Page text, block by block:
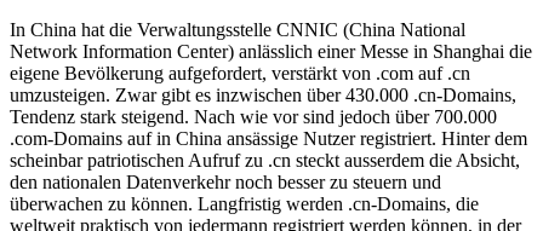
In China hat die Verwaltungsstelle CNNIC (China National
Network Information Center) anlässlich einer Messe in Shanghai die
eigene Bevölkerung aufgefordert, verstärkt von .com auf .cn
umzusteigen. Zwar gibt es inzwischen über 430.000 .cn-Domains,
Tendenz stark steigend. Nach wie vor sind jedoch über 700.000
.com-Domains auf in China ansässige Nutzer registriert. Hinter dem
scheinbar patriotischen Aufruf zu .cn steckt ausserdem die Absicht,
den nationalen Datenverkehr noch besser zu steuern und
überwachen zu können. Langfristig werden .cn-Domains, die
weltweit praktisch von jedermann registriert werden können, in der